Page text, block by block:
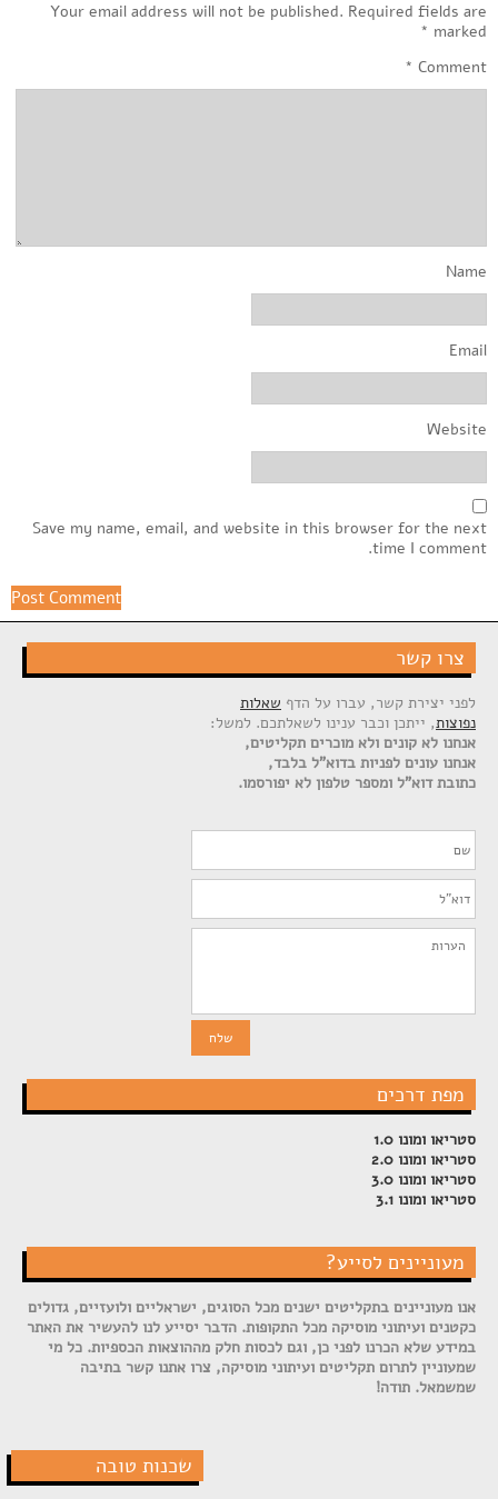
Your email address will not be published. Required fields are
marked
*
Comment
*
Name
Email
Website
Save my name, email, and website in this browser for the next
time I comment.
צרו קשר
לפני יצירת קשר, עברו על הדף שאלות
נפוצות, ייתכן וכבר ענינו לשאלתכם. למשל:
אנחנו לא קונים ולא מוכרים תקליטים,
אנחנו עונים לפניות בדוא"ל בלבד,
כתובת דוא"ל ומספר טלפון לא יפורסמו.
מפת דרכים
סטריאו ומונו 1.0
סטריאו ומונו 2.0
סטריאו ומונו 3.0
סטריאו ומונו 3.1
מעוניינים לסייע?
אנו מעוניינים בתקליטים ישנים מכל הסוגים, ישראליים ולועזיים, גדולים
כקטנים ועיתוני מוסיקה מכל התקופות. הדבר יסייע לנו להעשיר את האתר
במידע שלא הכרנו לפני כן, וגם לכסות חלק מההוצאות הכספיות. כל מי
שמעוניין לתרום תקליטים ועיתוני מוסיקה, צרו אתנו קשר בתיבה
שמשמאל. תודה!
שכנות טובה